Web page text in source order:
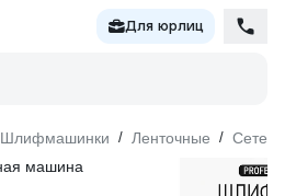
Для юрлиц
Шлифмашинки / Ленточные /